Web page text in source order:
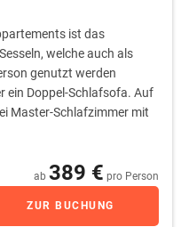
ist das
welche auch als
genutzt werden
ein Doppel-Schlafsofa. Auf
Master-Schlafzimmer mit
ab 389 € pro Person
ZUR BUCHUNG